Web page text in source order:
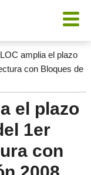
amplia el plazo
con Bloques de
el plazo
1er
con